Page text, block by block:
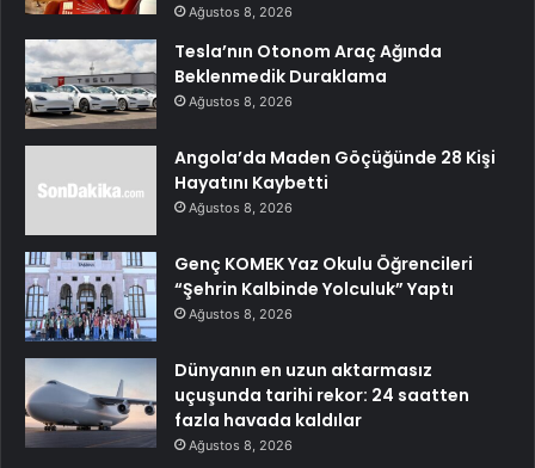
Ağustos 8, 2026
Tesla’nın Otonom Araç Ağında
Beklenmedik Duraklama
Ağustos 8, 2026
Angola’da Maden Göçüğünde 28 Kişi
Hayatını Kaybetti
Ağustos 8, 2026
Genç KOMEK Yaz Okulu Öğrencileri
“Şehrin Kalbinde Yolculuk” Yaptı
Ağustos 8, 2026
Dünyanın en uzun aktarmasız
uçuşunda tarihi rekor: 24 saatten
fazla havada kaldılar
Ağustos 8, 2026